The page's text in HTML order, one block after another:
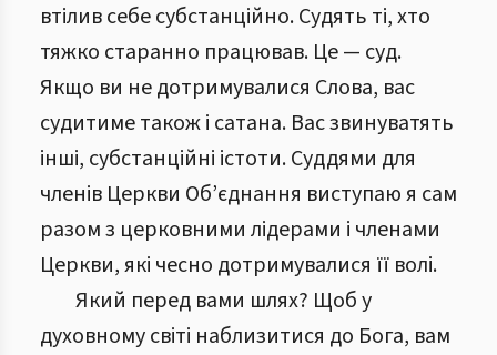
втілив себе субстанційно. Судять ті, хто
тяжко старанно працював. Це — суд.
Якщо ви не дотримувалися Слова, вас
судитиме також і сатана. Вас звинуватять
інші, субстанційні істоти. Суддями для
членів Церкви Об’єднання виступаю я сам
разом з церковними лідерами і членами
Церкви, які чесно дотримувалися її волі.
Який перед вами шлях? Щоб у
духовному світі наблизитися до Бога, вам